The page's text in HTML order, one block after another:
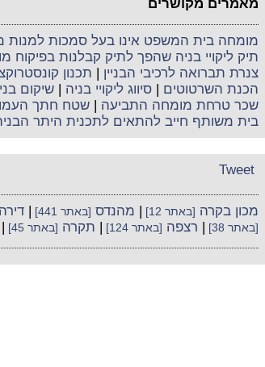
מאמרים מקושרים
מומחה בית המשפט אינו בעל סמכות למנות
תיק ליקויי בניה שהפך לתיק קבלנות בפיקוח
צנרת תברואה לרכיבי הבניין | תכנון
הכנת השרטוטים | סיווג ליקויי בניה | שיקום
שכר טרחת מומחה התביעה | שטח חתך
בית משותף חייב להתאים לתכנית היתר
Tweet
מכון בקרה [באתר 12] | מהנדס [באתר 441] | דירה
[באתר 38] | רצפה [באתר 124] | תקרה [באתר 45] |